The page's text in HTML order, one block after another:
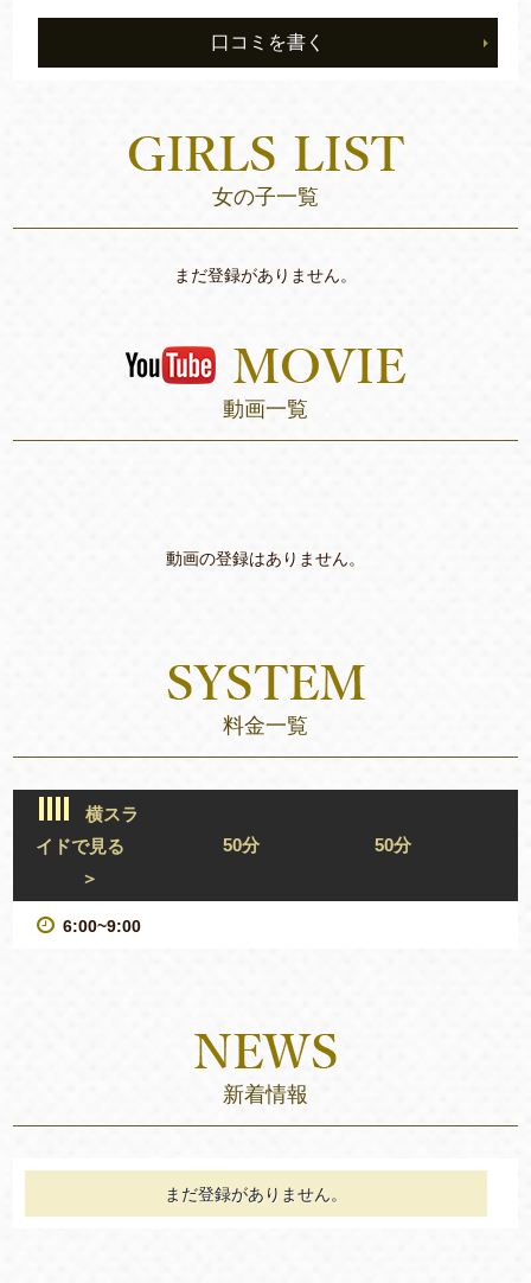
口コミを書く
女の子一覧
まだ登録がありません。
動画一覧
動画の登録はありません。
料金一覧
横スラ
イドで見る
＞
50分 50分
6:00~9:00
新着情報
まだ登録がありません。